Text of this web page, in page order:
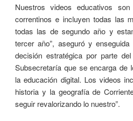
Nuestros videos educativos
correntinos e incluyen todas las
todas las de segundo año y
tercer año”, aseguró y
decisión estratégica por parte
Subsecretaría que se encarga de
la educación digital. Los videos
historia y la geografía de
seguir revalorizando lo nuestro”.